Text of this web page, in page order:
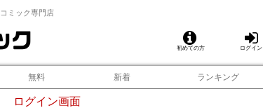
ミック専門店
初めての方 ログイン
無料 新着 ランキング
ログイン画面